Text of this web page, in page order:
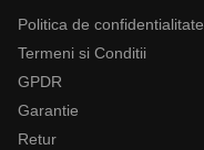
Politica de confidentialitate
Termeni si Conditii
GPDR
Garantie
Retur